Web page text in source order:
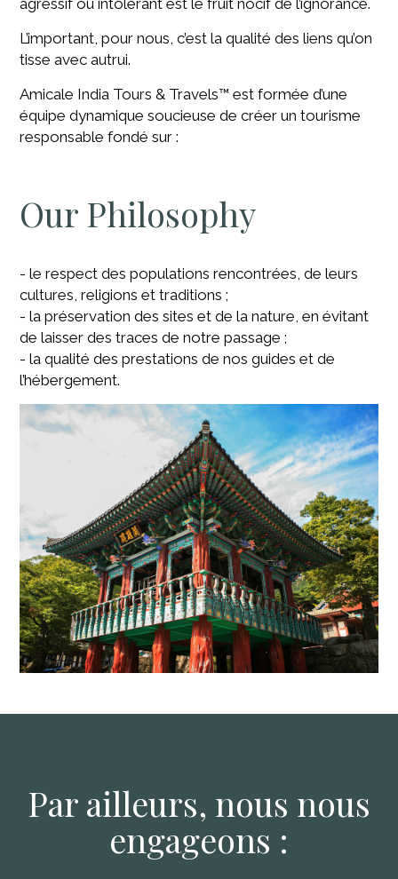
agressif ou intolérant est le fruit nocif de l’ignorance.
L’important, pour nous, c’est la qualité des liens qu’on
tisse avec autrui.
Amicale India Tours & Travels™ est formée d’une
équipe dynamique soucieuse de créer un tourisme
responsable fondé sur :
Our Philosophy
- le respect des populations rencontrées, de leurs
cultures, religions et traditions ;
- la préservation des sites et de la nature, en évitant
de laisser des traces de notre passage ;
- la qualité des prestations de nos guides et de
l’hébergement.
Par ailleurs, nous nous
engageons :